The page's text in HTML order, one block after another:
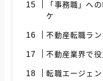
「事務職」へ
ケ
不動産転職ラ
不動産業界で
転職エージェ